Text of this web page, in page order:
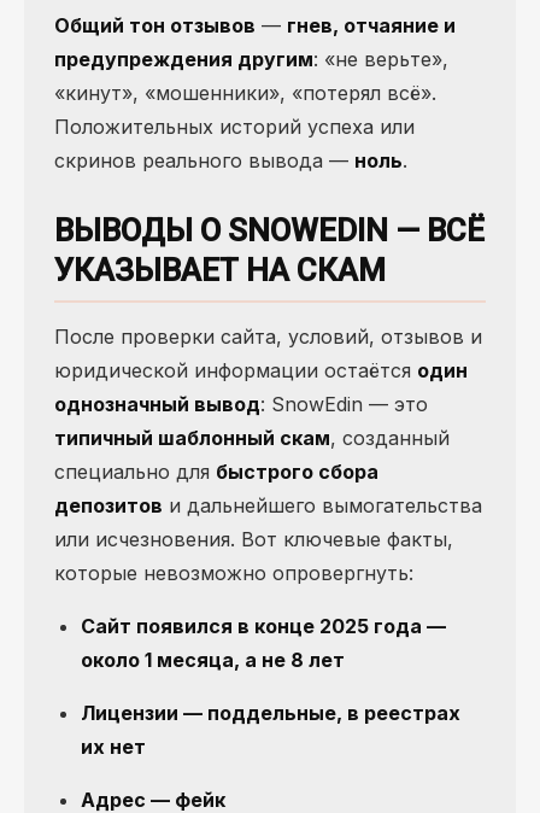
Общий тон отзывов — гнев, отчаяние и
предупреждения другим: «не верьте»,
«кинут», «мошенники», «потерял всё».
Положительных историй успеха или
скринов реального вывода — ноль.
ВЫВОДЫ О SNOWEDIN — ВСЁ
УКАЗЫВАЕТ НА СКАМ
После проверки сайта, условий, отзывов и
юридической информации остаётся один
однозначный вывод: SnowEdin — это
типичный шаблонный скам, созданный
специально для быстрого сбора
депозитов и дальнейшего вымогательства
или исчезновения. Вот ключевые факты,
которые невозможно опровергнуть:
Сайт появился в конце 2025 года —
около 1 месяца, а не 8 лет
Лицензии — поддельные, в реестрах
их нет
Адрес — фейк